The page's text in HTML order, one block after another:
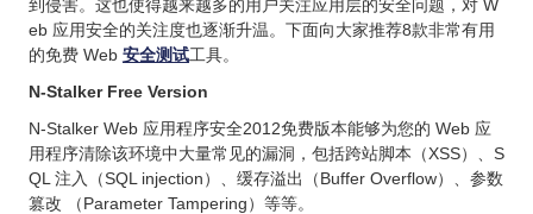
到侵害。这也使得越来越多的用户关注应用层的安全问题，对 W
eb 应用安全的关注度也逐渐升温。下面向大家推荐8款非常有用
的免费 Web 安全测试工具。
N-Stalker Free Version
N-Stalker Web 应用程序安全2012免费版本能够为您的 Web 应
用程序清除该环境中大量常见的漏洞，包括跨站脚本（XSS）、S
QL 注入（SQL injection）、缓存溢出（Buffer Overflow）、参数
篡改 （Parameter Tampering）等等。